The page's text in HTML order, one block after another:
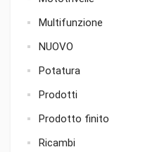
Multifunzione
NUOVO
Potatura
Prodotti
Prodotto finito
Ricambi